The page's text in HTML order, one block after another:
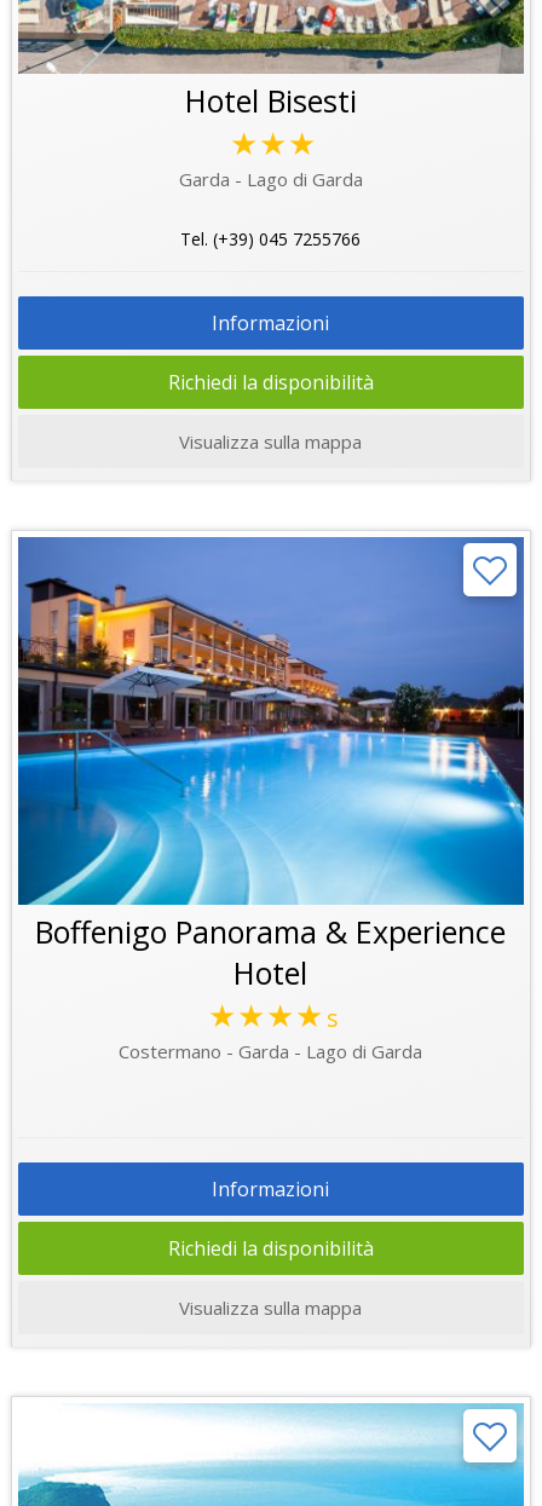
Hotel Bisesti
★★★
Garda - Lago di Garda
Tel. (+39) 045 7255766
Informazioni
Richiedi la disponibilità
Visualizza sulla mappa
Boffenigo Panorama & Experience
Hotel
★★★★s
Costermano - Garda - Lago di Garda
Informazioni
Richiedi la disponibilità
Visualizza sulla mappa